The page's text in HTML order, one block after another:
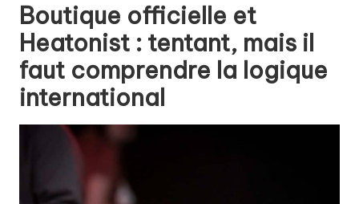
Boutique officielle et
Heatonist : tentant, mais il
faut comprendre la logique
international